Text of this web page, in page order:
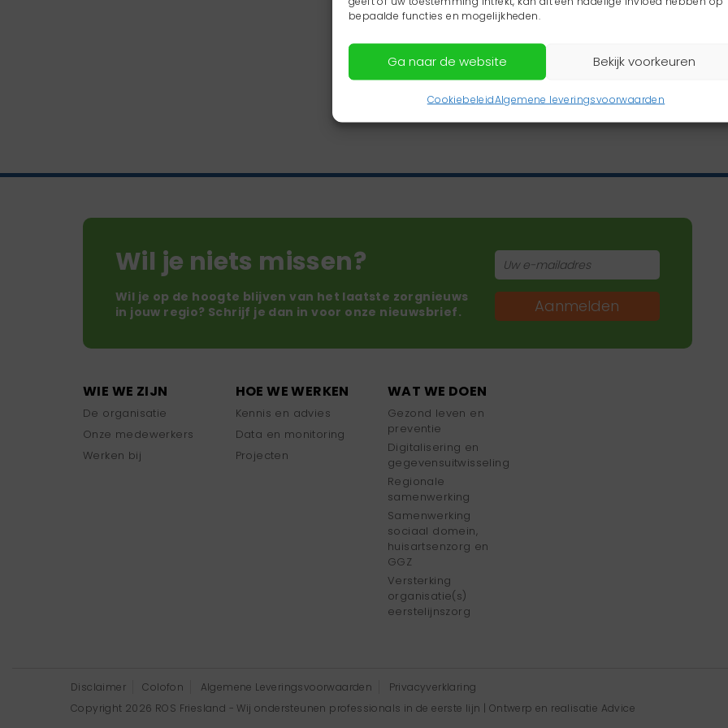
bepaalde functies en mogelijkheden.
Ga naar de website Bekijk voorkeuren
CookiebeleidAlgemene leveringsvoorwaarden
Wil je niets missen?
Wil je op de hoogte blijven van het laatste zorgnieuws
in jouw regio? Schrijf je dan in voor onze nieuwsbrief.
Aanmelden
WIE WE ZIJN
De organisatie
Onze medewerkers
Werken bij
HOE WE WERKEN
Kennis en advies
Data en monitoring
Projecten
WAT WE DOEN
Gezond leven en
preventie
Digitalisering en
gegevensuitwisseling
Regionale
samenwerking
Samenwerking
sociaal domein,
huisartsenzorg en
GGZ
Versterking
organisatie(s)
eerstelijnszorg
Disclaimer Colofon Algemene Leveringsvoorwaarden
Privacyverklaring
Copyright 2026 ROS Friesland - Wij ondersteunen professionals in de eerste lijn | Ontwerp en realisatie Advice